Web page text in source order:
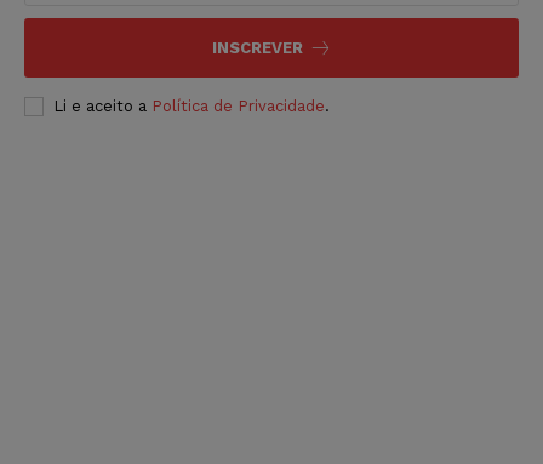
INSCREVER
Li e aceito a Política de Privacidade.